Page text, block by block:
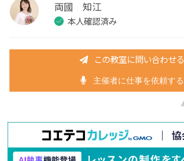
両國 知江
本人確認済み
この教室に問い合わせる
主催者に仕事を依頼する